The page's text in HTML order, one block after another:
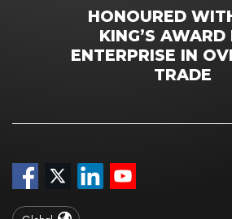
HONOURED
KING’S AWARD
ENTERPRISE IN
TRADE